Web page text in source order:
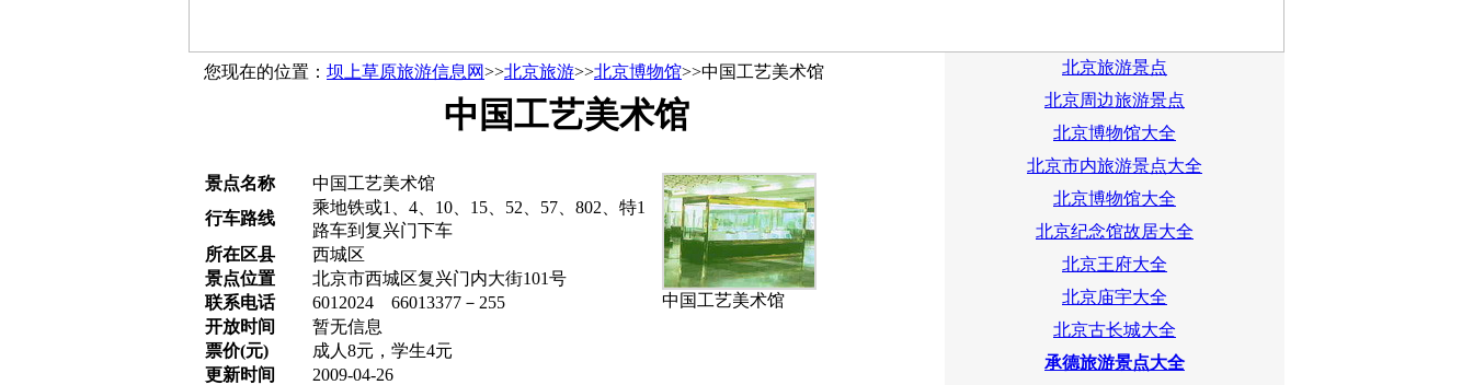
您现在的位置： 坝上草原旅游信息网>>北京旅游>>北京博物馆>>中国工艺美术馆
中国工艺美术馆
景点名称 中国工艺美术馆
中国工艺美术馆
行车路线
乘地铁或1、4、10、15、52、57、802、特1
路车到复兴门下车
所在区县
西城区
景点位置
北京市西城区复兴门内大街101号
联系电话
6012024 66013377－255
开放时间
暂无信息
票价(元)
成人8元，学生4元
更新时间
2009-04-26
北京旅游景点
北京周边旅游景点
北京博物馆大全
北京市内旅游景点大全
北京博物馆大全
北京纪念馆故居大全
北京王府大全
北京庙宇大全
北京古长城大全
承德旅游景点大全